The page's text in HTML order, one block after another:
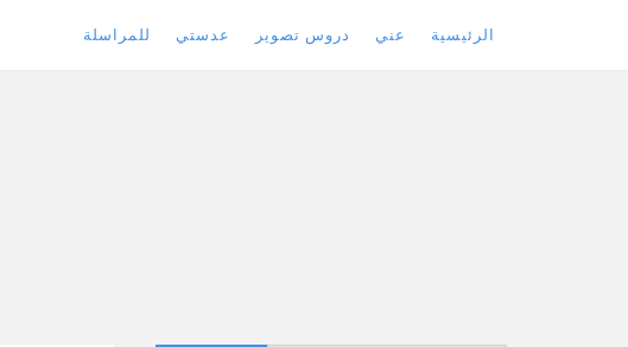
الرئيسية عني دروس تصوير عدستي للمراسلة